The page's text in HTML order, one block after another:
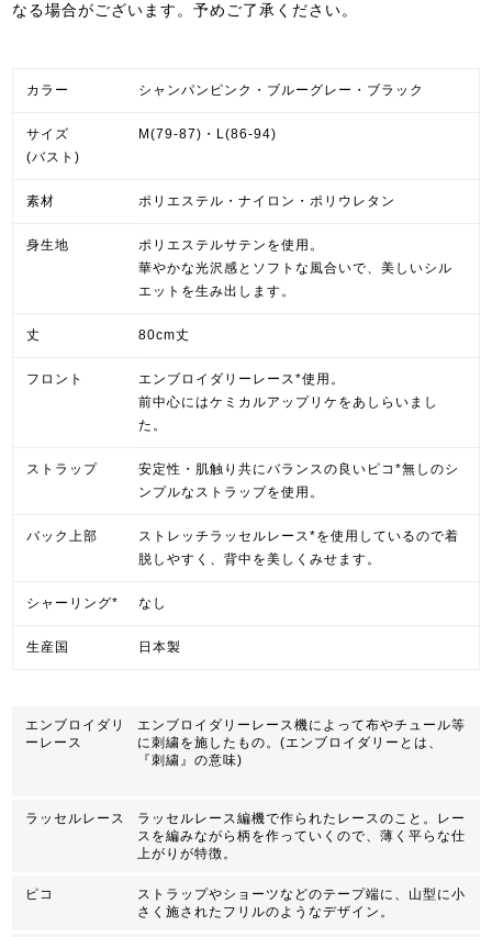
なる場合がございます。予めご了承ください。
カラー シャンパンピンク・ブルーグレー・ブラック
サイズ
(バスト)
M(79-87)・L(86-94)
素材 ポリエステル・ナイロン・ポリウレタン
身生地
ポリエステルサテンを使用。
華やかな光沢感とソフトな風合いで、美しいシル
エットを生み出します。
丈 80cm丈
フロント
エンブロイダリーレース*使用。
前中心にはケミカルアップリケをあしらいまし
た。
ストラップ
安定性・肌触り共にバランスの良いピコ*無しのシ
ンプルなストラップを使用。
バック上部
ストレッチラッセルレース*を使用しているので着
脱しやすく、背中を美しくみせます。
シャーリング* なし
生産国 日本製
エンブロイダリ
ーレース
エンブロイダリーレース機によって布やチュール等
に刺繍を施したもの。(エンブロイダリーとは、
『刺繍』の意味)
ラッセルレース
ラッセルレース編機で作られたレースのこと。レー
スを編みながら柄を作っていくので、薄く平らな仕
上がりが特徴。
ピコ
ストラップやショーツなどのテープ端に、山型に小
さく施されたフリルのようなデザイン。